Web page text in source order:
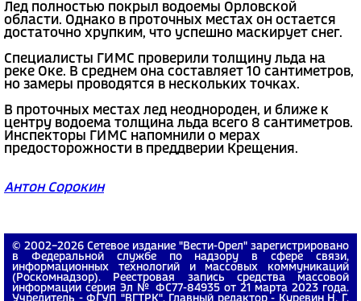
Лед полностью покрыл водоемы Орловской
области. Однако в проточных местах он остается
достаточно хрупким, что успешно маскирует снег.
Специалисты ГИМС проверили толщину льда на
реке Оке. В среднем она составляет 10 сантиметров,
но замеры проводятся в нескольких точках.
В проточных местах лед неоднороден, и ближе к
центру водоема толщина льда всего 8 сантиметров.
Инспекторы ГИМС напомнили о мерах
предосторожности в преддверии Крещения.
Антон Сорокин
© 2002−2026 Сетевое издание "Вести-Орел" зарегистрировано
в Федеральной службе по надзору в сфере связи,
информационных технологий и массовых коммуникаций
(Роскомнадзор). Реестровая запись средства массовой
информации серия Эл № ФС77-84935 от 21 марта 2023 года.
Учредитель - ФГУП "ВГТРК". Главный редактор - Куревин Н. Г.